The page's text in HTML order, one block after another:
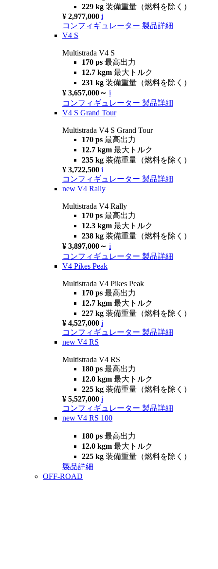
229 kg 装備重量（燃料を除く）
¥ 2,977,000 i
コンフィギュレーター 製品詳細
V4 S
Multistrada V4 S
170 ps 最高出力
12.7 kgm 最大トルク
231 kg 装備重量（燃料を除く）
¥ 3,657,000～ i
コンフィギュレーター 製品詳細
V4 S Grand Tour
Multistrada V4 S Grand Tour
170 ps 最高出力
12.7 kgm 最大トルク
235 kg 装備重量（燃料を除く）
¥ 3,722,500 i
コンフィギュレーター 製品詳細
new V4 Rally
Multistrada V4 Rally
170 ps 最高出力
12.3 kgm 最大トルク
238 kg 装備重量（燃料を除く）
¥ 3,897,000～ i
コンフィギュレーター 製品詳細
V4 Pikes Peak
Multistrada V4 Pikes Peak
170 ps 最高出力
12.7 kgm 最大トルク
227 kg 装備重量（燃料を除く）
¥ 4,527,000 i
コンフィギュレーター 製品詳細
new V4 RS
Multistrada V4 RS
180 ps 最高出力
12.0 kgm 最大トルク
225 kg 装備重量（燃料を除く）
¥ 5,527,000 i
コンフィギュレーター 製品詳細
new V4 RS 100
180 ps 最高出力
12.0 kgm 最大トルク
225 kg 装備重量（燃料を除く）
製品詳細
OFF-ROAD